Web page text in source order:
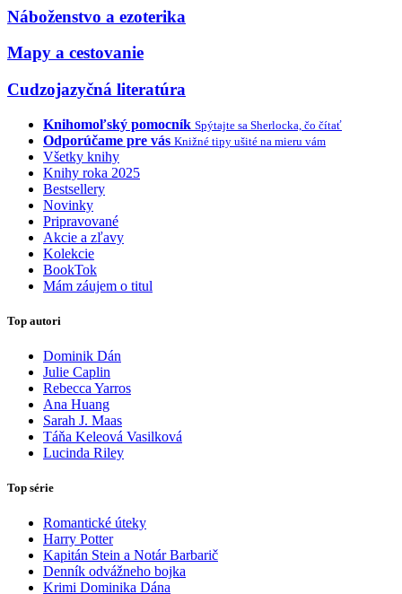
Náboženstvo a ezoterika
Mapy a cestovanie
Cudzojazyčná literatúra
Knihomoľský pomocník Spýtajte sa Sherlocka, čo čítať
Odporúčame pre vás Knižné tipy ušité na mieru vám
Všetky knihy
Knihy roka 2025
Bestsellery
Novinky
Pripravované
Akcie a zľavy
Kolekcie
BookTok
Mám záujem o titul
Top autori
Dominik Dán
Julie Caplin
Rebecca Yarros
Ana Huang
Sarah J. Maas
Táňa Keleová Vasilková
Lucinda Riley
Top série
Romantické úteky
Harry Potter
Kapitán Stein a Notár Barbarič
Denník odvážneho bojka
Krimi Dominika Dána